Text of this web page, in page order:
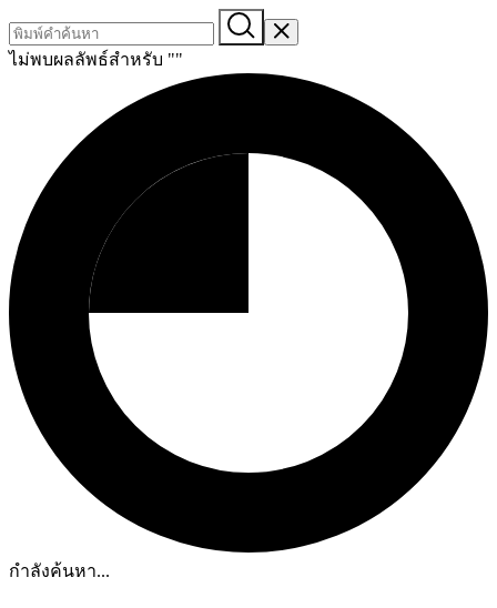
ไม่พบผลลัพธ์สำหรับ ""
กำลังค้นหา...